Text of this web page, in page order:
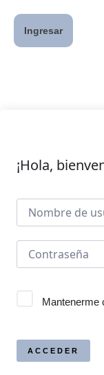
Ingresar
¡Hola,
Mantenerme
ACCEDER